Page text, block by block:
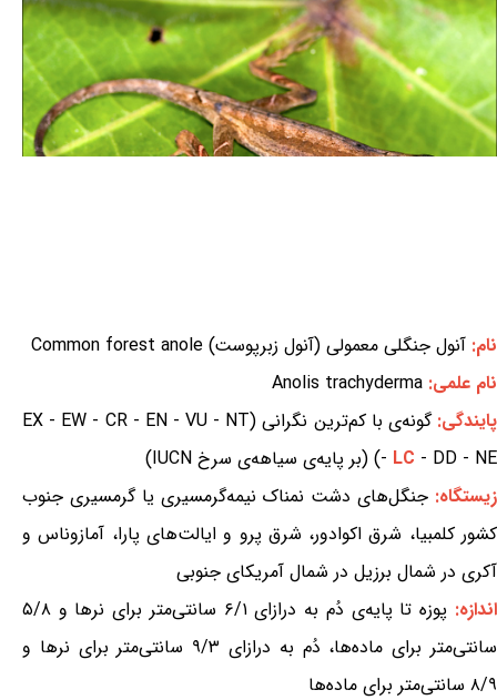
نام: آنول جنگلی معمولی (آنول زبرپوست) Common forest anole
نام علمی: Anolis trachyderma
پایندگی:
گونه‌ی با کم‌ترین نگرانی (EX - EW - CR - EN - VU - NT
- LC - DD - NE) (بر پایه‌ی سیاهه‌ی سرخ IUCN)
زیستگاه: جنگل‌های دشت نمناک نیمه‌گرمسیری یا گرمسیری جنوب
کشور کلمبیا، شرق اکوادور، شرق پرو و ایالت‌های پارا، آمازوناس و
آکری در شمال برزیل در شمال آمریکای جنوبی
اندازه:
پوزه تا پایه‌ی دُم به درازای ۶/۱ سانتی‌متر برای نرها و ۵/۸
سانتی‌متر برای ماده‌ها، دُم به درازای ۹/۳ سانتی‌متر برای نرها و
۸/۹ سانتی‌متر برای ماده‌ها